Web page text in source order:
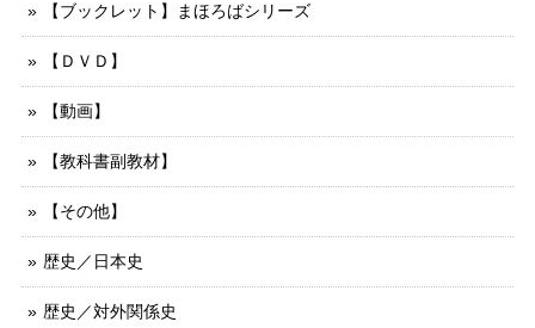
【ブックレット】まほろばシリーズ
【ＤＶＤ】
【動画】
【教科書副教材】
【その他】
歴史／日本史
歴史／対外関係史